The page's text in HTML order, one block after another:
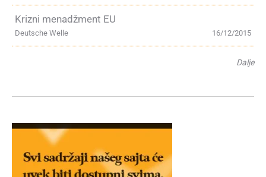
Krizni menadžment EU
16/12/2015
Deutsche Welle
Dalje